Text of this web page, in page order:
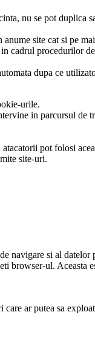
nu se pot duplica
site cat si pe
cadrul procedurilor
dupa ce
urile.
in parcursul de
pot folosi
site-uri.
navigare si al datelor
browser-ul. Aceasta
ar putea sa